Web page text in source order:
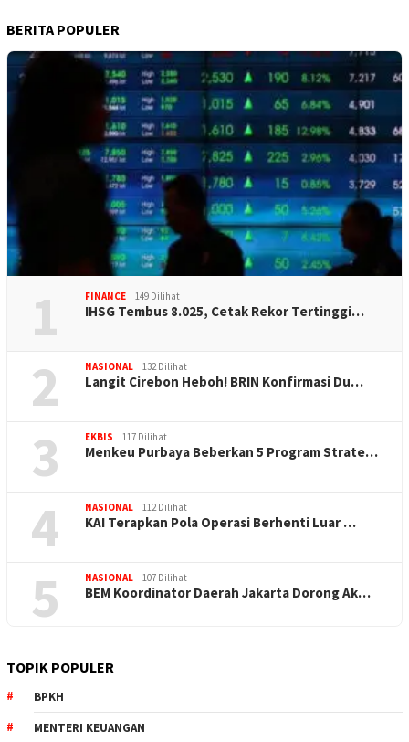
BERITA POPULER
1 FINANCE 149 Dilihat
IHSG Tembus 8.025, Cetak Rekor Tertinggi…
2 NASIONAL 132 Dilihat
Langit Cirebon Heboh! BRIN Konfirmasi Du…
3 EKBIS 117 Dilihat
Menkeu Purbaya Beberkan 5 Program Strate…
4 NASIONAL 112 Dilihat
KAI Terapkan Pola Operasi Berhenti Luar …
5 NASIONAL 107 Dilihat
BEM Koordinator Daerah Jakarta Dorong Ak…
TOPIK POPULER
BPKH
MENTERI KEUANGAN